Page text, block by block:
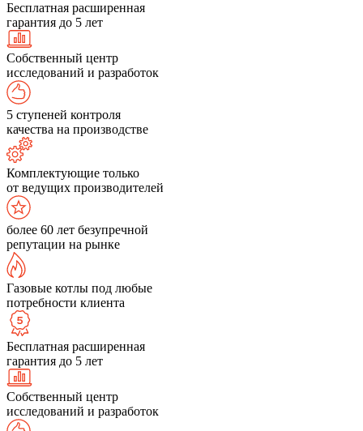
Бесплатная расширенная
гарантия до 5 лет
Собственный центр
исследований и разработок
5 ступеней контроля
качества на производстве
Комплектующие только
от ведущих производителей
более 60 лет безупречной
репутации на рынке
Газовые котлы под любые
потребности клиента
Бесплатная расширенная
гарантия до 5 лет
Собственный центр
исследований и разработок